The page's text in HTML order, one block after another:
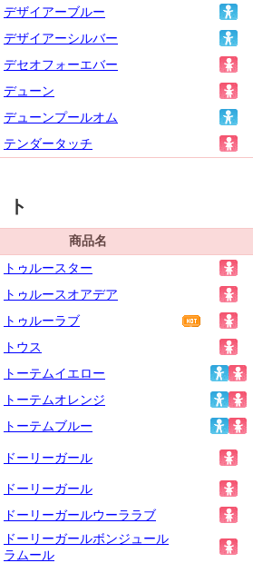
デザイアーブルー
デザイアーシルバー
デセオフォーエバー
デューン
デューンプールオム
テンダータッチ
ト
商品名
トゥルースター
トゥルースオアデア
トゥルーラブ
トウス
トーテムイエロー
トーテムオレンジ
トーテムブルー
ドーリーガール
ドーリーガール
ドーリーガールウーララブ
ドーリーガールボンジュール
ラムール